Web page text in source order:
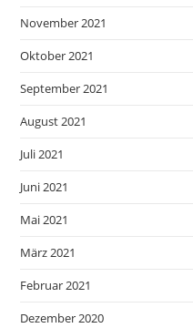
November 2021
Oktober 2021
September 2021
August 2021
Juli 2021
Juni 2021
Mai 2021
März 2021
Februar 2021
Dezember 2020